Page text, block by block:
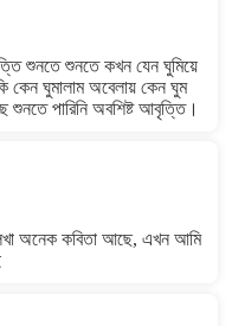
শুনতে শুনতে কখন যেন ঘুমিয়ে
কেন ঘুমালাম অবেলায় কেন ঘুম
পারিনি অবশিষ্ট আবৃত্তি।
অনেক কবিতা আছে, এখন আমি